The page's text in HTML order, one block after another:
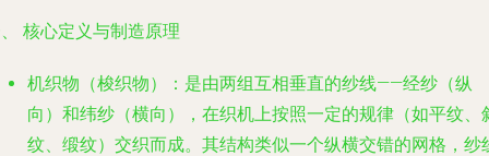
核心定义与制造原理
机织物（梭织物）
：是由两组互相垂直的纱线——经纱（纵
向）和纬纱（横向），在织机上按照一定的规律（如平纹、
纹、缎纹） 交织而成。其结构类似一个纵横交错的网格，纱